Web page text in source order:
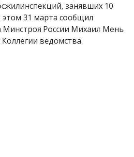
занявших 10
этом 31 марта сообщил
Минстроя России Михаил Мень
ведомства.